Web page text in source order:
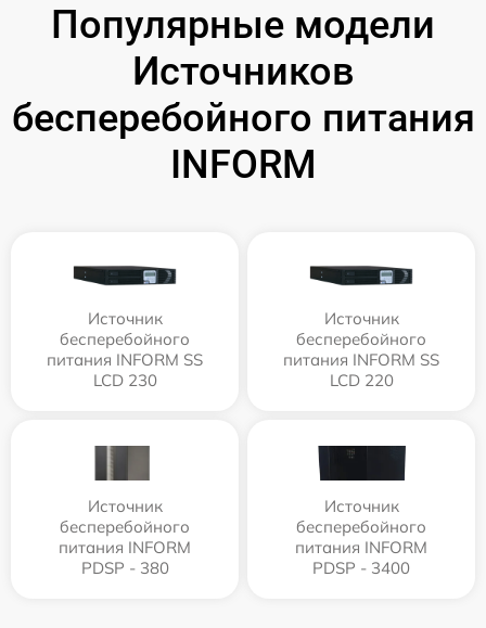
Популярные модели
Источников
бесперебойного питания
INFORM
Источник
бесперебойного
питания INFORM SS
LCD 230
Источник
бесперебойного
питания INFORM SS
LCD 220
Источник
бесперебойного
питания INFORM
PDSP - 380
Источник
бесперебойного
питания INFORM
PDSP - 3400